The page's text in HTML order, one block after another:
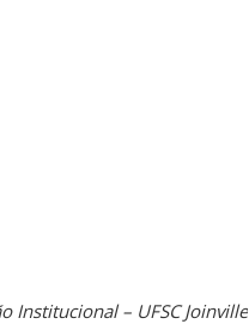
Institucional – UFSC Joinville